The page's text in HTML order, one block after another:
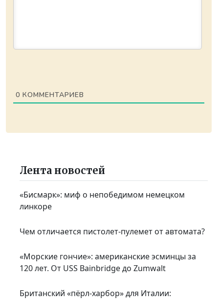
0 КОММЕНТАРИЕВ
Лента новостей
«Бисмарк»: миф о непобедимом немецком
линкоре
Чем отличается пистолет-пулемет от автомата?
«Морские гончие»: американские эсминцы за
120 лет. От USS Bainbridge до Zumwalt
Британский «пёрл-харбор» для Италии: